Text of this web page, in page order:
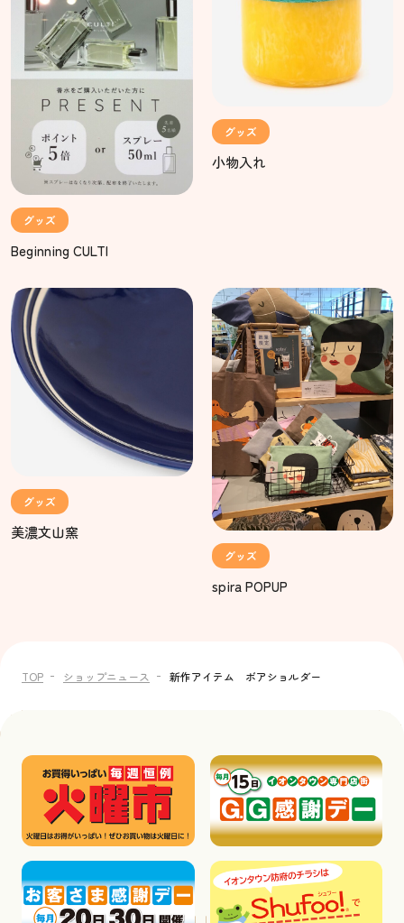
グッズ
Beginning CULTI
グッズ
小物入れ
グッズ
美濃文山窯
グッズ
spira POPUP
TOP ショップニュース 新作アイテム ボアショルダー